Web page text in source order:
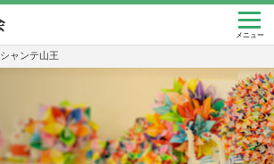
メニュー
シャンテ山王